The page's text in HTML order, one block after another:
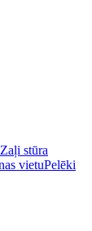
Zaļi stūra
vietuPelēki